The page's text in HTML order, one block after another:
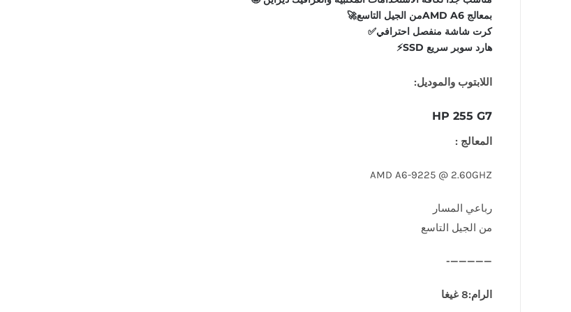
بمعالج AMD A6من الجيل التاسع🚀
كرت شاشة منفصل احترافي✅️
هارد سوبر سريع SSD⚡️
اللابتوب والموديل:
HP 255 G7
المعالج :
AMD A6-9225 @ 2.60GHZ
رباعي المسار
من الجيل التاسع
—————-
الرام:8 غيغا